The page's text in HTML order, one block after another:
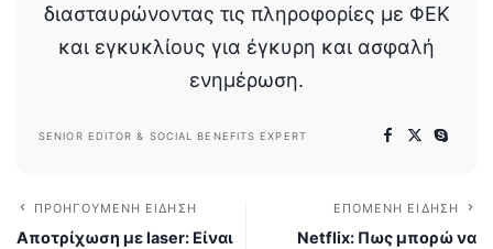
διασταυρώνοντας τις πληροφορίες με ΦΕΚ
και εγκυκλίους για έγκυρη και ασφαλή
ενημέρωση.
SENIOR EDITOR & SOCIAL BENEFITS EXPERT
ΠΡΟΗΓΟΎΜΕΝΗ ΕΊΔΗΣΗ
Αποτρίχωση με laser: Είναι
ΕΠΌΜΕΝΗ ΕΊΔΗΣΗ
Netflix: Πως μπορώ να